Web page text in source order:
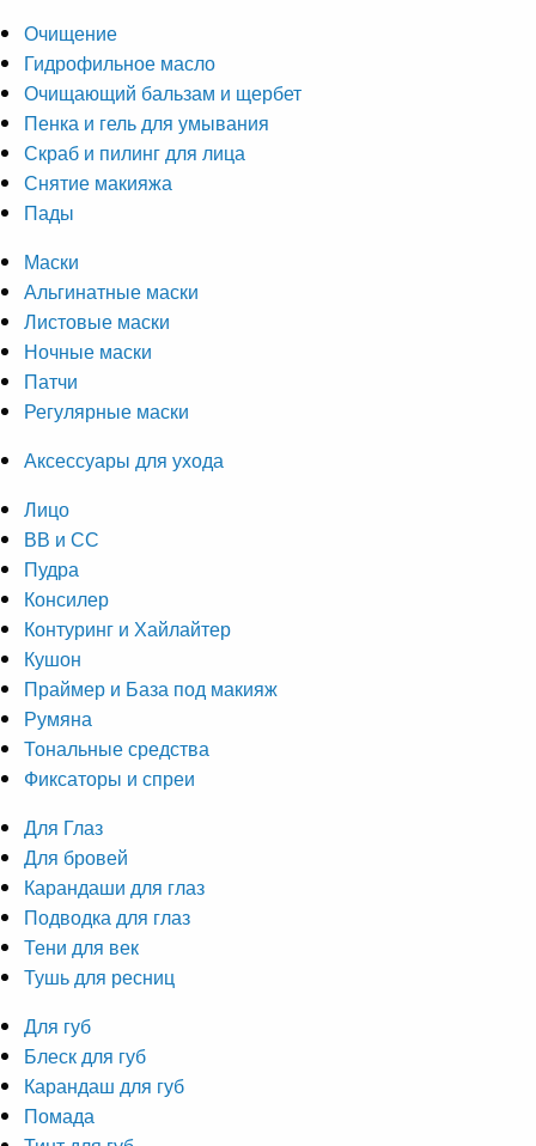
Очищение
Гидрофильное масло
Очищающий бальзам и щербет
Пенка и гель для умывания
Скраб и пилинг для лица
Снятие макияжа
Пады
Маски
Альгинатные маски
Листовые маски
Ночные маски
Патчи
Регулярные маски
Аксессуары для ухода
Лицо
ВВ и СС
Пудра
Консилер
Контуринг и Хайлайтер
Кушон
Праймер и База под макияж
Румяна
Тональные средства
Фиксаторы и спреи
Для Глаз
Для бровей
Карандаши для глаз
Подводка для глаз
Тени для век
Тушь для ресниц
Для губ
Блеск для губ
Карандаш для губ
Помада